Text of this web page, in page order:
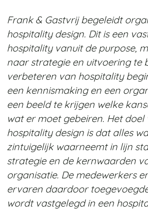
Frank & Gastvrij begeleidt
hospitality design. Dit is een
hospitality vanuit de purpose,
naar strategie en uitvoering te
verbeteren van hospitality
een kennismaking en een
een beeld te krijgen welke
wat er moet gebeiren. Het doel
hospitality design is dat alles
zintuigelijk waarneemt in lijn
strategie en de kernwaarden
organisatie. De medewerkers
ervaren daardoor
wordt vastgelegd in een